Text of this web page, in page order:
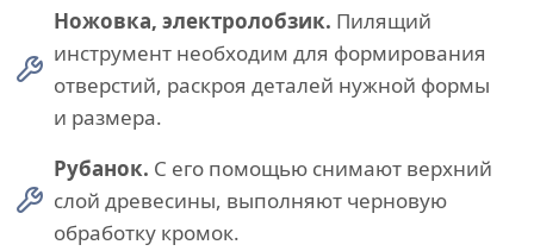
Ножовка, электролобзик. Пилящий
инструмент необходим для формирования
отверстий, раскроя деталей нужной формы
и размера.
Рубанок. С его помощью снимают верхний
слой древесины, выполняют черновую
обработку кромок.